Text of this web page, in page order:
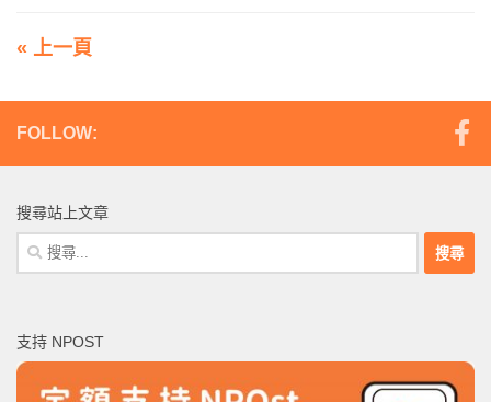
« 上一頁
FOLLOW:
搜尋站上文章
搜
尋
字:
支持 NPOST